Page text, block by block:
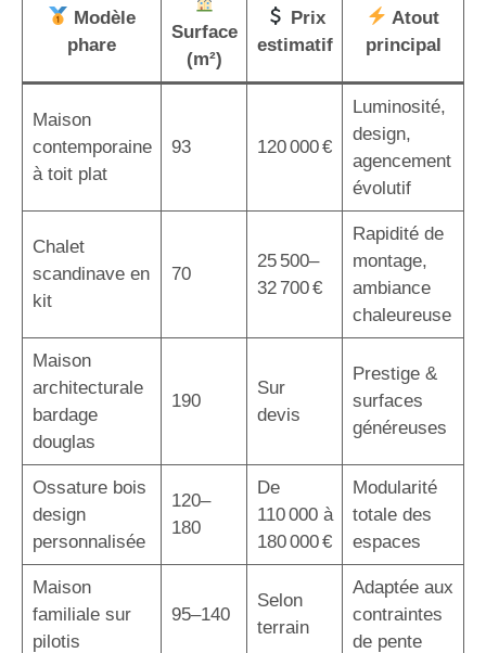
Modèle
phare
Surface
(m²)
Prix
estimatif
Atout
principal
Maison
contemporaine
à toit plat
93 120 000 €
Luminosité,
design,
agencement
évolutif
Chalet
scandinave en
kit
70
25 500–
32 700 €
Rapidité de
montage,
ambiance
chaleureuse
Maison
architecturale
bardage
douglas
190
Sur
devis
Prestige &
surfaces
généreuses
Ossature bois
design
personnalisée
120–
180
De
110 000 à
180 000 €
Modularité
totale des
espaces
Maison
familiale sur
pilotis
95–140
Selon
terrain
Adaptée aux
contraintes
de pente